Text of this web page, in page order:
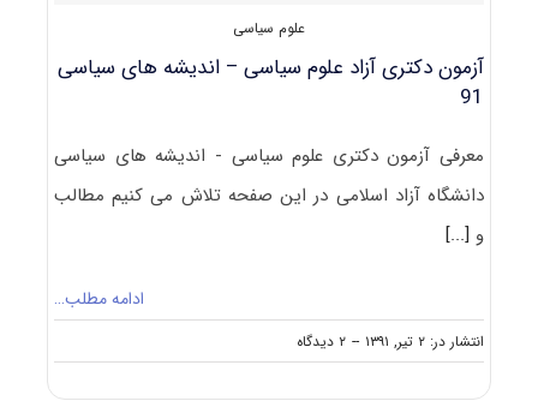
علوم سیاسی
آزمون دکتری آزاد علوم سیاسی – اندیشه های سیاسی
91
معرفی آزمون دکتری علوم سیاسی - اندیشه های سیاسی
دانشگاه آزاد اسلامی در این صفحه تلاش می کنیم مطالب
و [...]
ادامه مطلب…
انتشار در: ۲ تیر, ۱۳۹۱ -- ۲ دیدگاه
on
آزمون